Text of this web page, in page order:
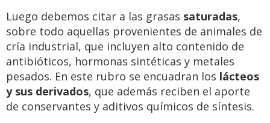
Luego debemos citar a las grasas saturadas,
sobre todo aquellas provenientes de animales de
cría industrial, que incluyen alto contenido de
antibióticos, hormonas sintéticas y metales
pesados. En este rubro se encuadran los lácteos
y sus derivados, que además reciben el aporte
de conservantes y aditivos químicos de síntesis.